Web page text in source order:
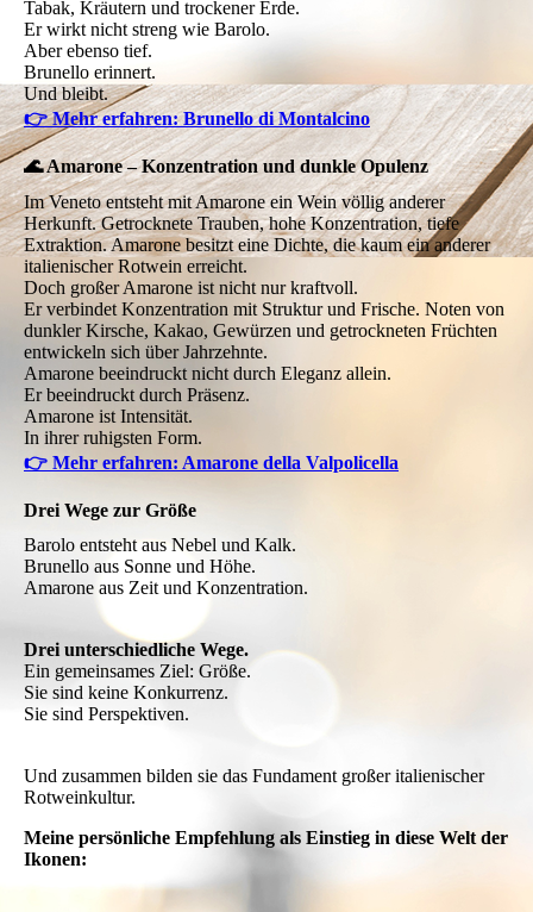
Tabak, Kräutern und trockener Erde.
Er wirkt nicht streng wie Barolo.
Aber ebenso tief.
Brunello erinnert.
Und bleibt.
👉 Mehr erfahren: Brunello di Montalcino
🌊 Amarone – Konzentration und dunkle Opulenz
Im Veneto entsteht mit Amarone ein Wein völlig anderer
Herkunft. Getrocknete Trauben, hohe Konzentration, tiefe
Extraktion. Amarone besitzt eine Dichte, die kaum ein anderer
italienischer Rotwein erreicht.
Doch großer Amarone ist nicht nur kraftvoll.
Er verbindet Konzentration mit Struktur und Frische. Noten von
dunkler Kirsche, Kakao, Gewürzen und getrockneten Früchten
entwickeln sich über Jahrzehnte.
Amarone beeindruckt nicht durch Eleganz allein.
Er beeindruckt durch Präsenz.
Amarone ist Intensität.
In ihrer ruhigsten Form.
👉 Mehr erfahren: Amarone della Valpolicella
Drei Wege zur Größe
Barolo entsteht aus Nebel und Kalk.
Brunello aus Sonne und Höhe.
Amarone aus Zeit und Konzentration.
Drei unterschiedliche Wege.
Ein gemeinsames Ziel: Größe.
Sie sind keine Konkurrenz.
Sie sind Perspektiven.
Und zusammen bilden sie das Fundament großer italienischer
Rotweinkultur.
Meine persönliche Empfehlung als Einstieg in diese Welt der
Ikonen: